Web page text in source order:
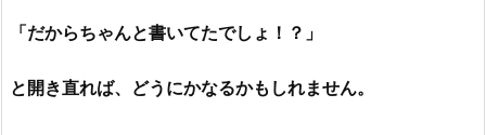
「だからちゃんと書いてたでしょ！？」
と開き直れば、どうにかなるかもしれません。